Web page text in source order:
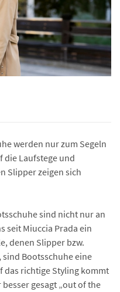
werden nur zum Segeln
die Laufstege und
Slipper zeigen sich
sind nicht nur an
seit Miuccia Prada ein
denen Slipper bzw.
sind Bootsschuhe eine
das richtige Styling kommt
gesagt „out of the